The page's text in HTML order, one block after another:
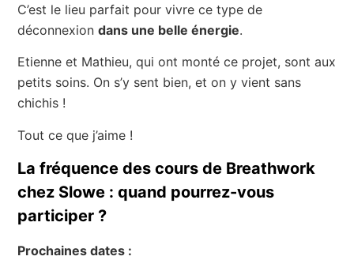
C’est le lieu parfait pour vivre ce type de
déconnexiondans une belle énergie.
Etienne et Mathieu, qui ont monté ce projet, sont aux
petits soins. On s’y sent bien, et on y vient sans
chichis !
Tout ce que j’aime !
La fréquence des cours de Breathwork
chez Slowe : quand pourrez-vous
participer ?
Prochaines dates :